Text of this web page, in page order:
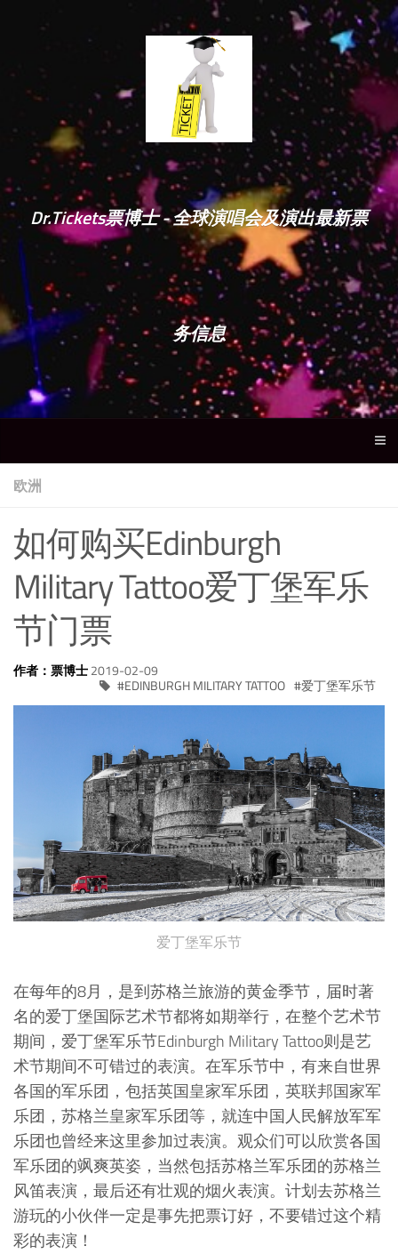
Dr.Tickets票博士 - 全球演唱会及演出最新票
务信息
欧洲
如何购买Edinburgh
Military Tattoo爱丁堡军乐
节门票
作者：票博士2019-02-09
EDINBURGH MILITARY TATTOO
爱丁堡军乐节
爱丁堡军乐节
在每年的8月，是到苏格兰旅游的黄金季节，届时著
名的爱丁堡国际艺术节都将如期举行，在整个艺术节
期间，爱丁堡军乐节Edinburgh Military Tattoo则是艺
术节期间不可错过的表演。在军乐节中，有来自世界
各国的军乐团，包括英国皇家军乐团，英联邦国家军
乐团，苏格兰皇家军乐团等，就连中国人民解放军军
乐团也曾经来这里参加过表演。观众们可以欣赏各国
军乐团的飒爽英姿，当然包括苏格兰军乐团的苏格兰
风笛表演，最后还有壮观的烟火表演。计划去苏格兰
游玩的小伙伴一定是事先把票订好，不要错过这个精
彩的表演！